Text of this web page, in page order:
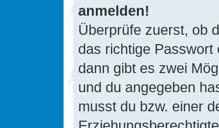
anmelden!
Überprüfe zuerst, ob
das richtige Passwort
dann gibt es zwei
und du angegeben
musst du bzw. einer